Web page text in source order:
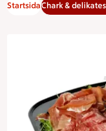
StartsidaChark &